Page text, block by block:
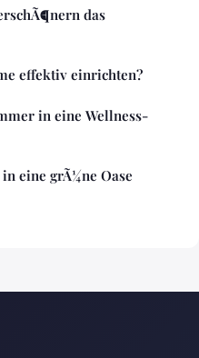
das
effektiv einrichten?
in eine Wellness-
eine grÃ¼ne Oase